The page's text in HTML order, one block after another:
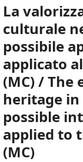
La
culturale
possibile
applicato
(MC) /
heritage in
possible
applied to
(MC)